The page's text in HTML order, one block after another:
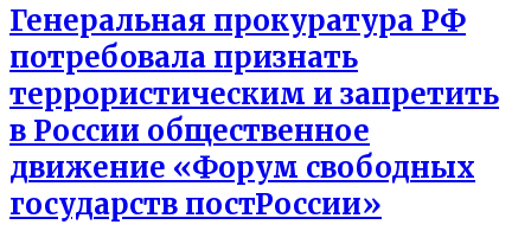
Генеральная прокуратура РФ
потребовала признать
террористическим и запретить
в России общественное
движение «Форум свободных
государств постРоссии»